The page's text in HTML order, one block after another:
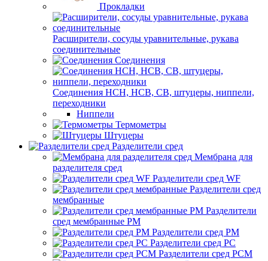
Прокладки
Расширители, сосуды уравнительные, рукава
соединительные
Соединения
Соединения НСН, НСВ, СВ, штуцеры, ниппели,
переходники
Ниппели
Термометры
Штуцеры
Разделители сред
Мембрана для
разделителя сред
Разделители сред WF
Разделители сред
мембранные
Разделители
сред мембранные РМ
Разделители сред РМ
Разделители сред РС
Разделители сред РСМ